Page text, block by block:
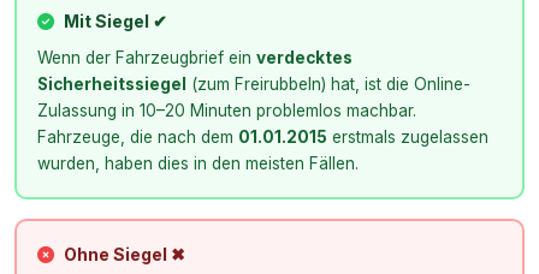
Mit Siegel ✔
Wenn der Fahrzeugbrief einverdecktes
Sicherheitssiegel
(zum Freirubbeln) hat, ist die Online-
Zulassung in 10–20 Minuten problemlos machbar.
Fahrzeuge, die nach dem 01.01.2015 erstmals zugelassen
wurden, haben dies in den meisten Fällen.
Ohne Siegel ✖